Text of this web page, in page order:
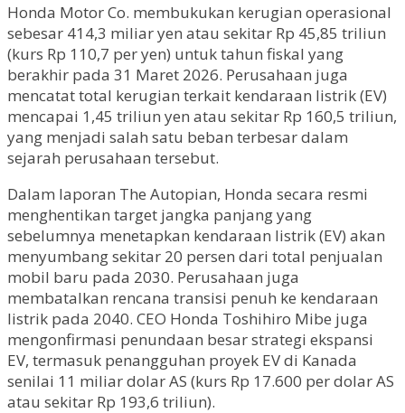
Honda Motor Co. membukukan kerugian operasional
sebesar 414,3 miliar yen atau sekitar Rp 45,85 triliun
(kurs Rp 110,7 per yen) untuk tahun fiskal yang
berakhir pada 31 Maret 2026. Perusahaan juga
mencatat total kerugian terkait kendaraan listrik (EV)
mencapai 1,45 triliun yen atau sekitar Rp 160,5 triliun,
yang menjadi salah satu beban terbesar dalam
sejarah perusahaan tersebut.
Dalam laporan The Autopian, Honda secara resmi
menghentikan target jangka panjang yang
sebelumnya menetapkan kendaraan listrik (EV) akan
menyumbang sekitar 20 persen dari total penjualan
mobil baru pada 2030. Perusahaan juga
membatalkan rencana transisi penuh ke kendaraan
listrik pada 2040. CEO Honda Toshihiro Mibe juga
mengonfirmasi penundaan besar strategi ekspansi
EV, termasuk penangguhan proyek EV di Kanada
senilai 11 miliar dolar AS (kurs Rp 17.600 per dolar AS
atau sekitar Rp 193,6 triliun).